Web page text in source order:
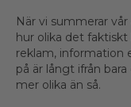
När vi summerar
hur olika det faktiskt
reklam, information
på är långt ifrån
mer olika än så.